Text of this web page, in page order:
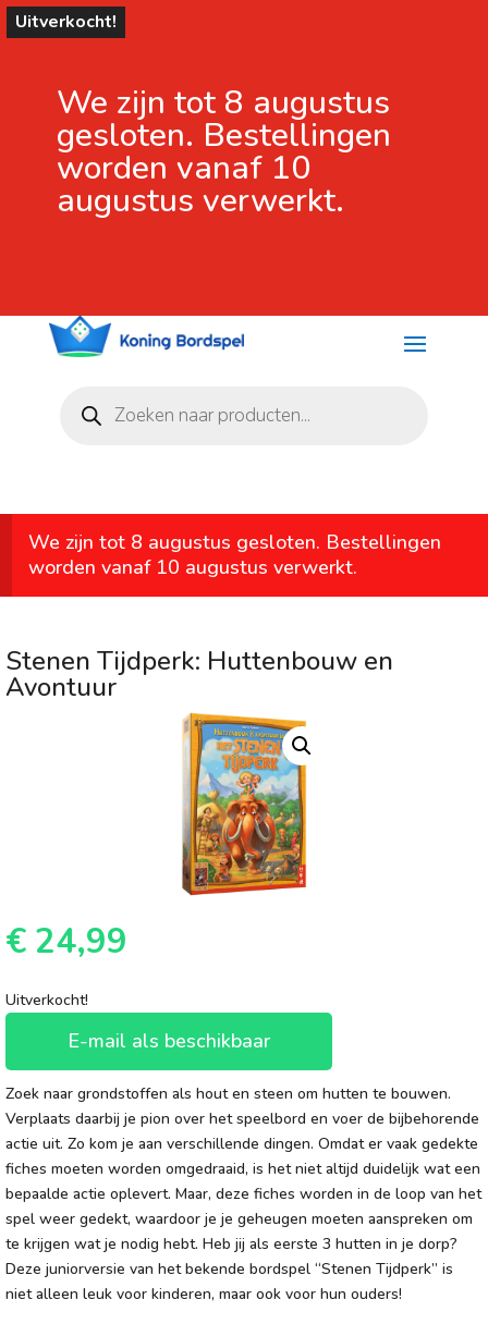
We zijn tot 8 augustus
gesloten. Bestellingen
worden vanaf 10
augustus verwerkt.
zoeken
We zijn tot 8 augustus gesloten. Bestellingen
worden vanaf 10 augustus verwerkt.
Uitverkocht!
Stenen Tijdperk: Huttenbouw en
Avontuur
€ 24,99
Uitverkocht!
E-mail als beschikbaar
Zoek naar grondstoffen als hout en steen om hutten te bouwen.
Verplaats daarbij je pion over het speelbord en voer de bijbehorende
actie uit. Zo kom je aan verschillende dingen. Omdat er vaak gedekte
fiches moeten worden omgedraaid, is het niet altijd duidelijk wat een
bepaalde actie oplevert. Maar, deze fiches worden in de loop van het
spel weer gedekt, waardoor je je geheugen moeten aanspreken om
te krijgen wat je nodig hebt. Heb jij als eerste 3 hutten in je dorp?
Deze juniorversie van het bekende bordspel “Stenen Tijdperk” is
niet alleen leuk voor kinderen, maar ook voor hun ouders!